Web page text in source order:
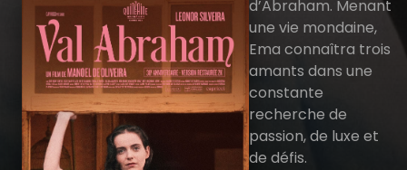
d’Abraham. Menant
une vie mondaine,
Ema connaîtra trois
amants dans une
constante
recherche de
passion, de luxe et
de défis.